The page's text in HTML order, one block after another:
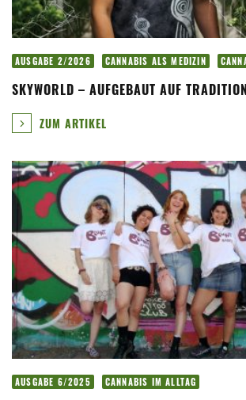
AUSGABE 2/2026 CANNABIS ALS MEDIZIN
SKYWORLD – AUFGEBAUT AUF
ZUM ARTIKEL
AUSGABE 6/2025 CANNABIS IM ALLTAG